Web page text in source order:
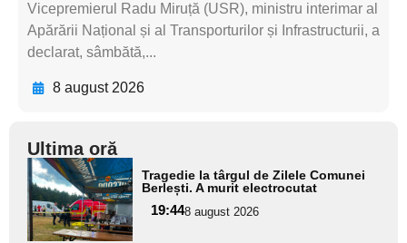
Vicepremierul Radu Miruță (USR), ministru interimar al
Apărării Național și al Transporturilor și Infrastructurii, a
declarat, sâmbătă,...
8 august 2026
Ultima oră
Adaugă
aici textul
pentru
subtitlu
Tragedie la târgul de Zilele Comunei
Berlești. A murit electrocutat
19:448 august 2026